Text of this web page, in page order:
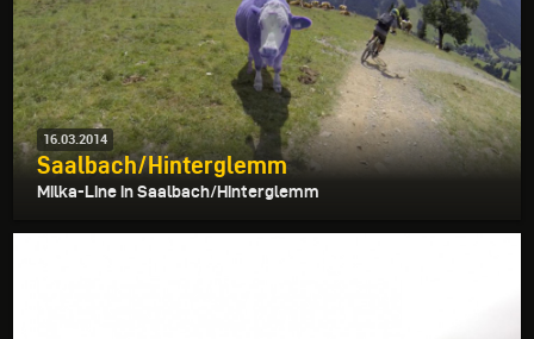
16.03.2014
Saalbach/Hinterglemm
Milka-Line in Saalbach/Hinterglemm